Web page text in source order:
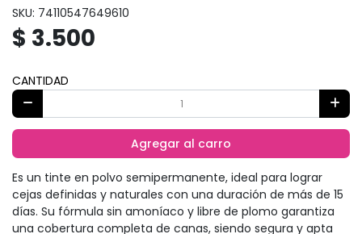
SKU: 74110547649610
$ 3.500
CANTIDAD
Agregar al carro
Es un tinte en polvo semipermanente, ideal para lograr
cejas definidas y naturales con una duración de más de 15
días. Su fórmula sin amoníaco y libre de plomo garantiza
una cobertura completa de canas, siendo segura y apta